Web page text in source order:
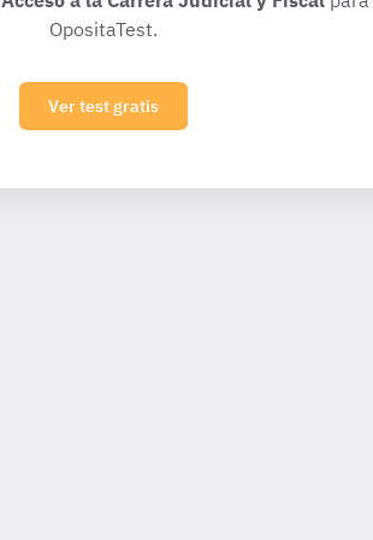
OpositaTest.
Ver test gratis